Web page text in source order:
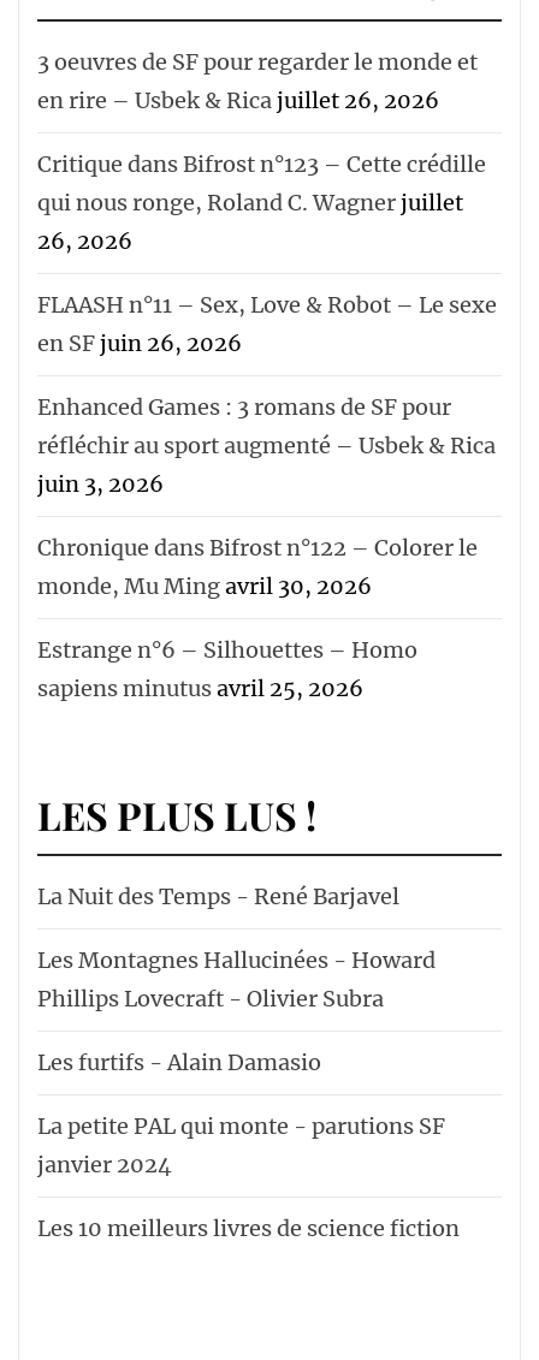
3 oeuvres de SF pour regarder le monde et
en rire – Usbek & Ricajuillet 26, 2026
Critique dans Bifrost n°123 – Cette crédille
qui nous ronge, Roland C. Wagnerjuillet
26, 2026
FLAASH n°11 – Sex, Love & Robot – Le sexe
en SFjuin 26, 2026
Enhanced Games : 3 romans de SF pour
réfléchir au sport augmenté – Usbek & Rica
juin 3, 2026
Chronique dans Bifrost n°122 – Colorer le
monde, Mu Mingavril 30, 2026
Estrange n°6 – Silhouettes – Homo
sapiens minutusavril 25, 2026
LES PLUS LUS !
La Nuit des Temps - René Barjavel
Les Montagnes Hallucinées - Howard
Phillips Lovecraft - Olivier Subra
Les furtifs - Alain Damasio
La petite PAL qui monte - parutions SF
janvier 2024
Les 10 meilleurs livres de science fiction